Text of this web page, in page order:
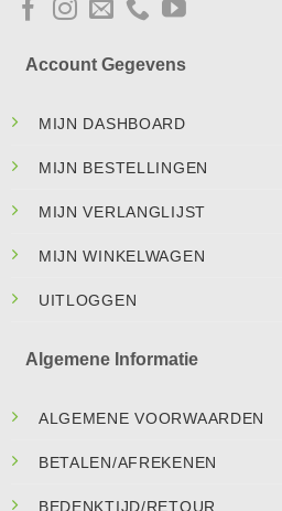
Account Gegevens
MIJN DASHBOARD
MIJN BESTELLINGEN
MIJN VERLANGLIJST
MIJN WINKELWAGEN
UITLOGGEN
Algemene Informatie
ALGEMENE VOORWAARDEN
BETALEN/AFREKENEN
BEDENKTIJD/RETOUR